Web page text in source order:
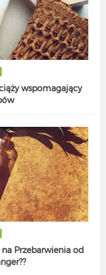
wspomagający
Przebarwienia od